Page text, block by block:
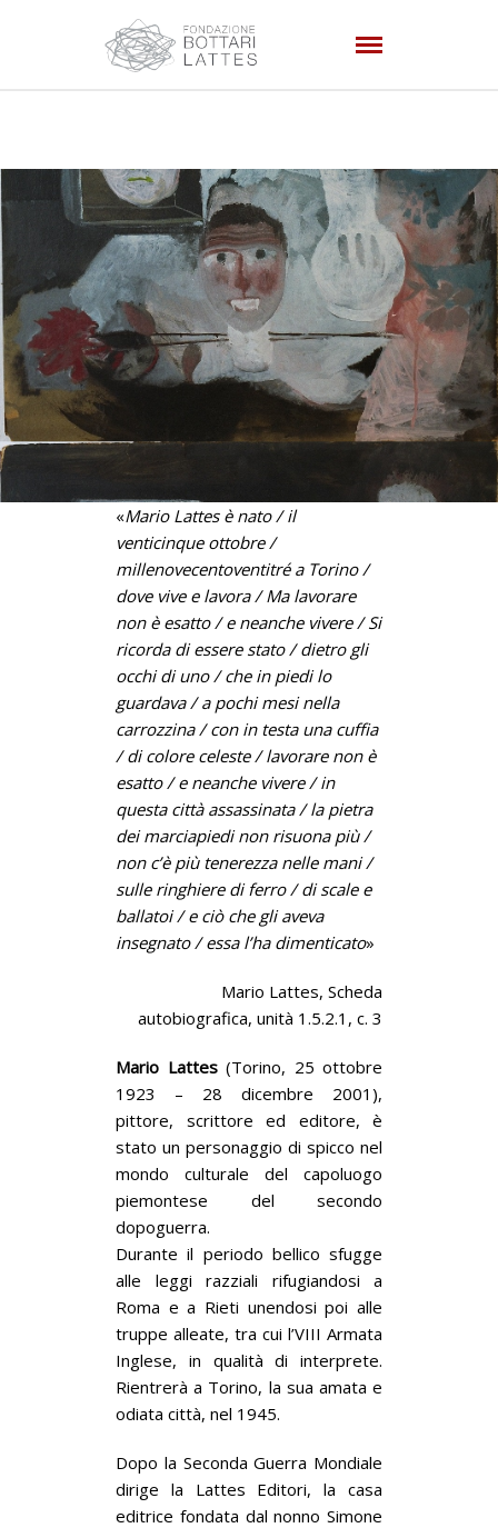
«Mario Lattes è nato / il
venticinque ottobre /
millenovecentoventitré a Torino /
dove vive e lavora / Ma lavorare
non è esatto / e neanche vivere / Si
ricorda di essere stato / dietro gli
occhi di uno / che in piedi lo
guardava / a pochi mesi nella
carrozzina / con in testa una cuffia
/ di colore celeste / lavorare non è
esatto / e neanche vivere / in
questa città assassinata / la pietra
dei marciapiedi non risuona più /
non c’è più tenerezza nelle mani /
sulle ringhiere di ferro / di scale e
ballatoi / e ciò che gli aveva
insegnato / essa l’ha dimenticato»
Mario Lattes, Scheda
autobiografica, unità 1.5.2.1, c. 3
Mario Lattes(Torino, 25 ottobre
1923 – 28 dicembre 2001),
pittore, scrittore ed editore, è
stato un personaggio di spicco nel
mondo culturale del capoluogo
piemontese del secondo
dopoguerra.
Durante il periodo bellico sfugge
alle leggi razziali rifugiandosi a
Roma e a Rieti unendosi poi alle
truppe alleate, tra cui l’VIII Armata
Inglese, in qualità di interprete.
Rientrerà a Torino, la sua amata e
odiata città, nel 1945.
Dopo la Seconda Guerra Mondiale
dirige la Lattes Editori, la casa
editrice fondata dal nonno Simone